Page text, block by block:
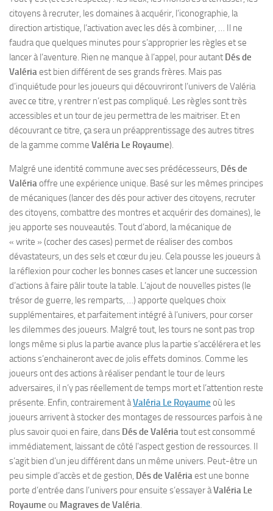
citoyens à recruter, les domaines à acquérir, l’iconographie, la
direction artistique, l’activation avec les dés à combiner, … Il ne
faudra que quelques minutes pour s’approprier les règles et se
lancer à l’aventure. Rien ne manque à l’appel, pour autant Dés de
Valériaest bien différent de ses grands frères. Mais pas
d’inquiétude pour les joueurs qui découvriront l’univers de Valéria
avec ce titre, y rentrer n’est pas compliqué. Les règles sont très
accessibles et un tour de jeu permettra de les maitriser. Et en
découvrant ce titre, ça sera un préapprentissage des autres titres
de la gamme comme Valéria Le Royaume).
Malgré une identité commune avec ses prédécesseurs, Dés de
Valériaoffre une expérience unique. Basé sur les mêmes principes
de mécaniques (lancer des dés pour activer des citoyens, recruter
des citoyens, combattre des montres et acquérir des domaines), le
jeu apporte ses nouveautés. Tout d’abord, la mécanique de
« write » (cocher des cases) permet de réaliser des combos
dévastateurs, un des sels et cœur du jeu. Cela pousse les joueurs à
la réflexion pour cocher les bonnes cases et lancer une succession
d’actions à faire pâlir toute la table. L’ajout de nouvelles pistes (le
trésor de guerre, les remparts, …) apporte quelques choix
supplémentaires, et parfaitement intégré à l’univers, pour corser
les dilemmes des joueurs. Malgré tout, les tours ne sont pas trop
longs même si plus la partie avance plus la partie s’accélérera et les
actions s’enchaineront avec de jolis effets dominos. Comme les
joueurs ont des actions à réaliser pendant le tour de leurs
adversaires, il n’y pas réellement de temps mort et l’attention reste
présente. Enfin, contrairement àValéria Le Royaume où les
joueurs arrivent à stocker des montages de ressources parfois à ne
plus savoir quoi en faire, dans Dés de Valériatout est consommé
immédiatement, laissant de côté l’aspect gestion de ressources. Il
s’agit bien d’un jeu différent dans un même univers. Peut-être un
peu simple d’accès et de gestion, Dés de Valériaest une bonne
porte d’entrée dans l’univers pour ensuite s’essayer àValéria Le
Royaume ou Magraves de Valéria.